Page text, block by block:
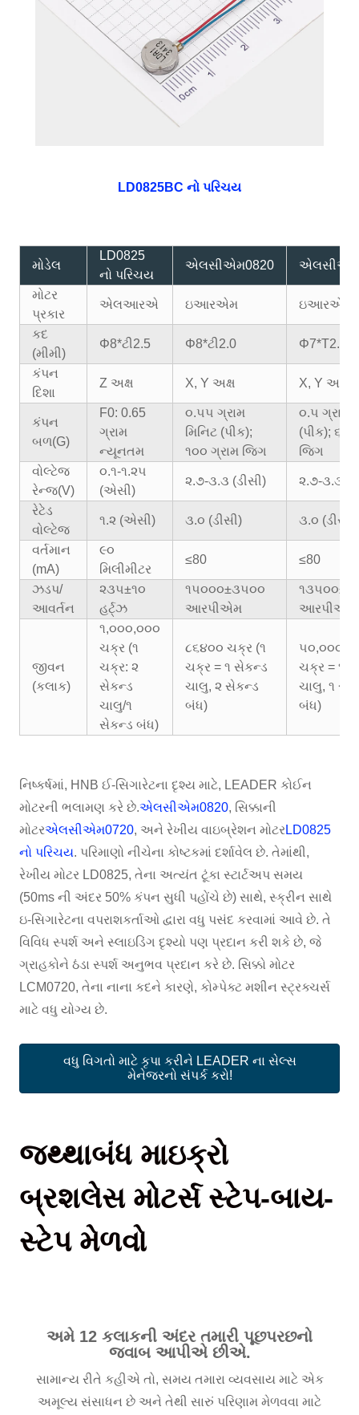
LD0825BC નો પરિચય
મોડેલ
LD0825
નો પરિચય
એલસીએમ0820
મોટર
પ્રકાર
એલઆરએ ઇઆરએમ ઇઆરએમ
કદ
(મીમી)
Φ8*ટી2.5 Φ8*ટી2.0 Φ7*T2.0
કંપન
દિશા
Z અક્ષ X, Y અક્ષ X, Y અક્ષ
કંપન
બળ(G)
F0: 0.65
ગ્રામ
ન્યૂનતમ
૦.૫૫ ગ્રામ
મિનિટ (પીક);
૧૦૦ ગ્રામ જિગ
૦.૫ ગ્રામ
(પીક); ૬૦
જિગ
વોલ્ટેજ
રેન્જ(V)
૦.૧-૧.૨૫
(એસી)
૨.૭-૩.૩ (ડીસી) ૨.૭-૩.૩
રેટેડ
વોલ્ટેજ
૧.૨ (એસી) ૩.૦ (ડીસી) ૩.૦ (ડીસી)
વર્તમાન
(mA)
૯૦
મિલીમીટર
≤80 ≤80
ઝડપ/
આવર્તન
૨૩૫±૧૦
હર્ટ્ઝ
૧૫૦૦૦±૩૫૦૦
આરપીએમ
આરપીએમ
જીવન
(કલાક)
૧,૦૦૦,૦૦૦
ચક્ર (૧
ચક્ર: ૨
સેકન્ડ
ચાલુ/૧
સેકન્ડ બંધ)
૮૬૪૦૦ ચક્ર (૧
ચક્ર = ૧ સેકન્ડ
ચાલુ, ૨ સેકન્ડ
બંધ)
૫૦,૦૦૦
ચક્ર = ૧
ચાલુ, ૧
બંધ)
નિષ્કર્ષમાં, HNB ઈ-સિગારેટના દૃશ્ય માટે, LEADER કોઈન
મોટરની ભલામણ કરે છે.એલસીએમ0820, સિક્કાની
મોટરએલસીએમ0720, અને રેખીય વાઇબ્રેશન મોટર LD0825
નો પરિચય. પરિમાણો નીચેના કોષ્ટકમાં દર્શાવેલ છે. તેમાંથી,
રેખીય મોટર LD0825, તેના અત્યંત ટૂંકા સ્ટાર્ટઅપ સમય
(50ms ની અંદર 50% કંપન સુધી પહોંચે છે) સાથે, સ્ક્રીન સાથે
ઇ-સિગારેટના વપરાશકર્તાઓ દ્વારા વધુ પસંદ કરવામાં આવે છે. તે
વિવિધ સ્પર્શ અને સ્લાઇડિંગ દૃશ્યો પણ પ્રદાન કરી શકે છે, જે
ગ્રાહકોને ઠંડા સ્પર્શ અનુભવ પ્રદાન કરે છે. સિક્કો મોટર
LCM0720, તેના નાના કદને કારણે, કોમ્પેક્ટ મશીન સ્ટ્રક્ચર્સ
માટે વધુ યોગ્ય છે.
વધુ વિગતો માટે કૃપા કરીને LEADER ના સેલ્સ
મેનેજરનો સંપર્ક કરો!
જથ્થાબંધ માઇક્રો
બ્રશલેસ મોટર્સ સ્ટેપ-બાય-
સ્ટેપ મેળવો
અમે 12 કલાકની અંદર તમારી પૂછપરછનો
જવાબ આપીએ છીએ.
સામાન્ય રીતે કહીએ તો, સમય તમારા વ્યવસાય માટે એક
અમૂલ્ય સંસાધન છે અને તેથી સારું પરિણામ મેળવવા માટે